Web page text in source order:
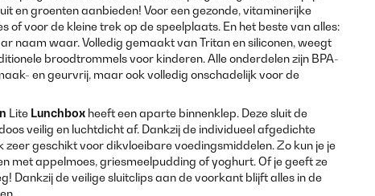
en groenten aanbieden! Voor een gezonde, vitaminerijke
of voor de kleine trek op de speelplaats. En het beste van alles:
naam waar. Volledig gemaakt van Tritan en siliconen, weegt
broodtrommels voor kinderen. Alle onderdelen zijn BPA-
en geurvrij, maar ook volledig onschadelijk voor de
Lite Lunchbox heeft een aparte binnenklep. Deze sluit de
veilig en luchtdicht af. Dankzij de individueel afgedichte
zeer geschikt voor dikvloeibare voedingsmiddelen. Zo kun je je
met appelmoes, griesmeelpudding of yoghurt. Of je geeft ze
Dankzij de veilige sluitclips aan de voorkant blijft alles in de